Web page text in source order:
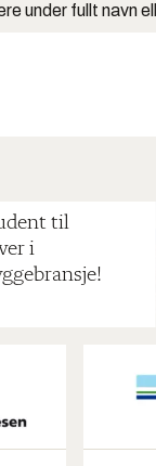
under fullt navn
til
i